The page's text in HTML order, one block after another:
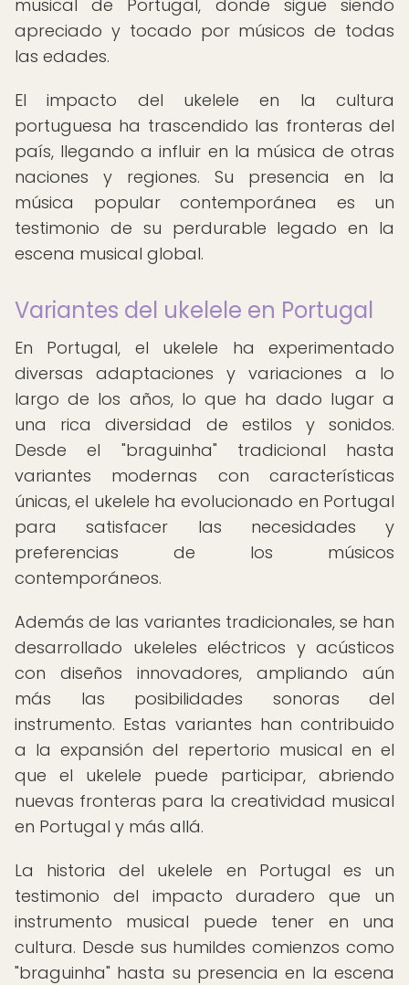
musical de Portugal, donde sigue siendo
apreciado y tocado por músicos de todas
las edades.
El impacto del ukelele en la cultura
portuguesa ha trascendido las fronteras del
país, llegando a influir en la música de otras
naciones y regiones. Su presencia en la
música popular contemporánea es un
testimonio de su perdurable legado en la
escena musical global.
Variantes del ukelele en Portugal
En Portugal, el ukelele ha experimentado
diversas adaptaciones y variaciones a lo
largo de los años, lo que ha dado lugar a
una rica diversidad de estilos y sonidos.
Desde el "braguinha" tradicional hasta
variantes modernas con características
únicas, el ukelele ha evolucionado en Portugal
para satisfacer las necesidades y
preferencias de los músicos
contemporáneos.
Además de las variantes tradicionales, se han
desarrollado ukeleles eléctricos y acústicos
con diseños innovadores, ampliando aún
más las posibilidades sonoras del
instrumento. Estas variantes han contribuido
a la expansión del repertorio musical en el
que el ukelele puede participar, abriendo
nuevas fronteras para la creatividad musical
en Portugal y más allá.
La historia del ukelele en Portugal es un
testimonio del impacto duradero que un
instrumento musical puede tener en una
cultura. Desde sus humildes comienzos como
"braguinha" hasta su presencia en la escena